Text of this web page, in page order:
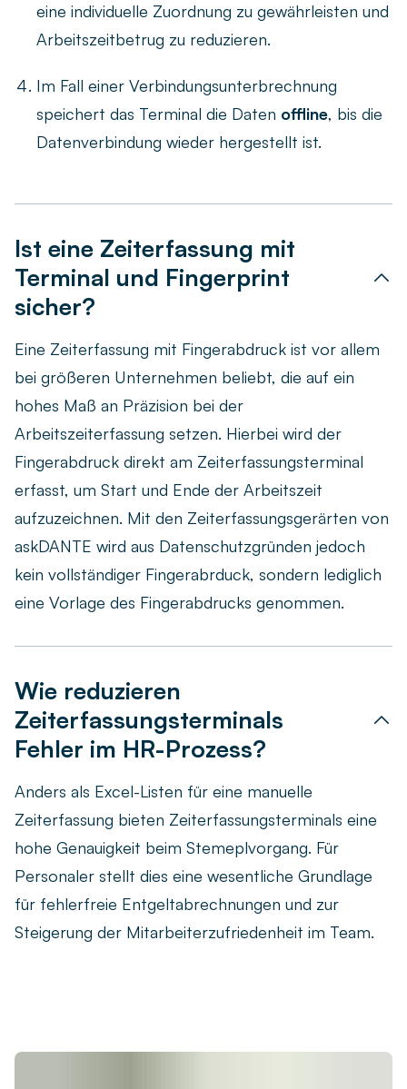
eine individuelle Zuordnung zu gewährleisten und
Arbeitszeitbetrug zu reduzieren.
Im Fall einer Verbindungsunterbrechnung
speichert das Terminal die Daten offline, bis die
Datenverbindung wieder hergestellt ist.
Ist eine Zeiterfassung mit
Terminal und Fingerprint
sicher?
Eine Zeiterfassung mit Fingerabdruck ist vor allem
bei größeren Unternehmen beliebt, die auf ein
hohes Maß an Präzision bei der
Arbeitszeiterfassung setzen. Hierbei wird der
Fingerabdruck direkt am Zeiterfassungsterminal
erfasst, um Start und Ende der Arbeitszeit
aufzuzeichnen. Mit den Zeiterfassungsgerärten von
askDANTE wird aus Datenschutzgründen jedoch
kein vollständiger Fingerabrduck, sondern lediglich
eine Vorlage des Fingerabdrucks genommen.
Wie reduzieren
Zeiterfassungsterminals
Fehler im HR-Prozess?
Anders als Excel-Listen für eine manuelle
Zeiterfassung bieten Zeiterfassungsterminals eine
hohe Genauigkeit beim Stemeplvorgang. Für
Personaler stellt dies eine wesentliche Grundlage
für fehlerfreie Entgeltabrechnungen und zur
Steigerung der Mitarbeiterzufriedenheit im Team.